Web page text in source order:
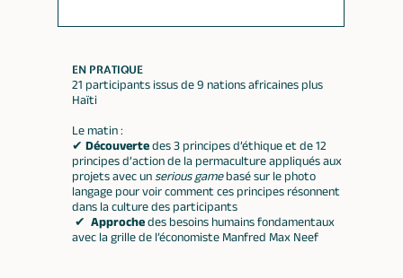
EN PRATIQUE
21 participants issus de 9 nations africaines plus
Haïti
Le matin :
✔ Découvertedes 3 principes d’éthique et de 12
principes d’action de la permaculture appliqués aux
projets avec un serious gamebasé sur le photo
langage pour voir comment ces principes résonnent
dans la culture des participants
✔ Approchedes besoins humains fondamentaux
avec la grille de l’économiste Manfred Max Neef